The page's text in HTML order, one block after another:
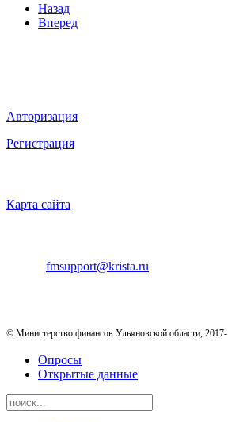
Назад
Вперед
Авторизация
Регистрация
Карта сайта
fmsupport@krista.ru
© Министерство финансов Ульяновской области, 2017-
Опросы
Открытые данные